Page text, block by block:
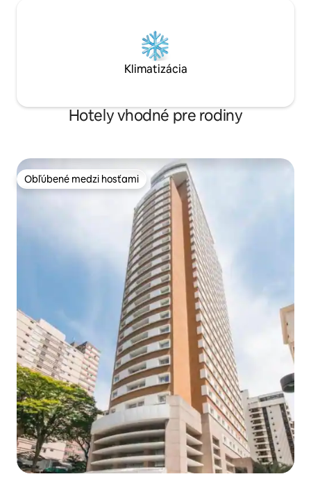
Klimatizácia
Hotely vhodné pre rodiny
Obľúbené medzi hosťami
Obľúbené medzi hosťami